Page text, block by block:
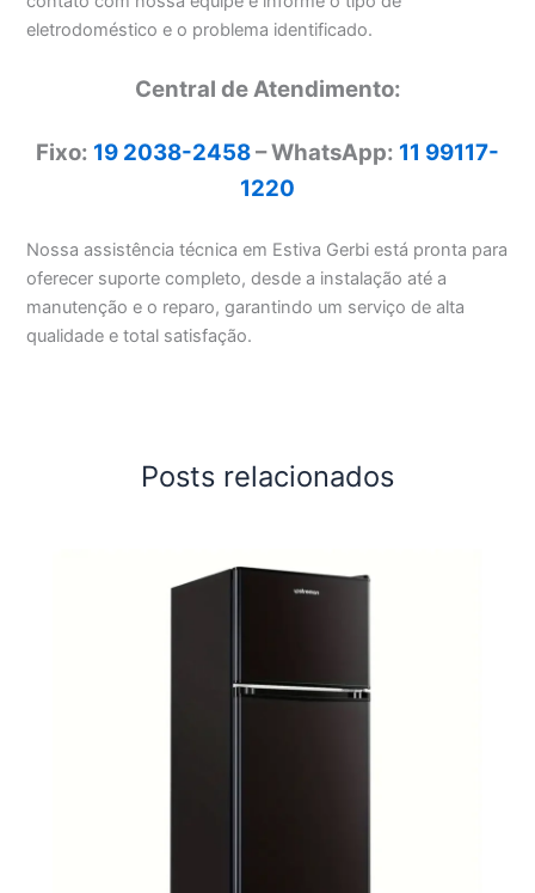
eletrodoméstico e o problema identificado.
Central de Atendimento:
Fixo: 19 2038-2458– WhatsApp: 11 99117-
1220
Nossa assistência técnica em Estiva Gerbi está pronta para
oferecer suporte completo, desde a instalação até a
manutenção e o reparo, garantindo um serviço de alta
qualidade e total satisfação.
Posts relacionados